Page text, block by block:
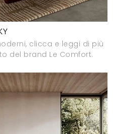
clicca e leggi di più
del brand Le Comfort.